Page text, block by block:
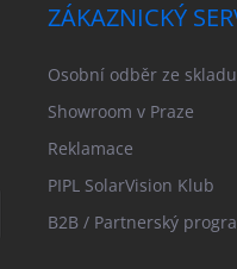
ZÁKAZNICKÝ
Osobní odběr ze skladu
Showroom v Praze
Reklamace
PIPL SolarVision Klub
B2B / Partnerský